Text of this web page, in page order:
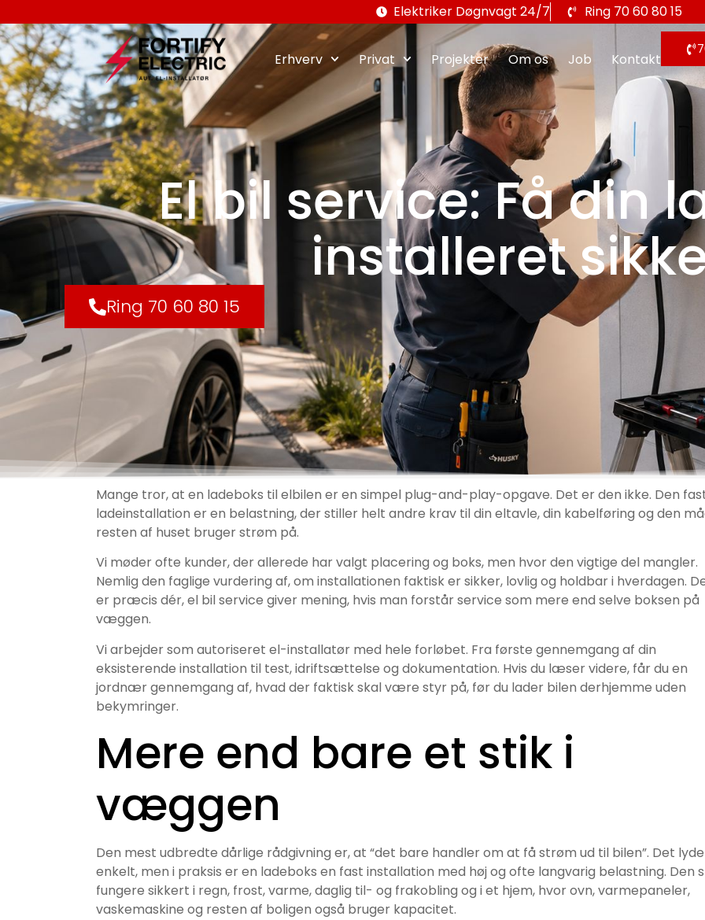
Elektriker Døgnvagt 24/7 Ring 70 60 80 15
Erhverv Privat Projekter Om os Job Kontakt
El bil service: Få din
installeret
Ring 70 60 80 15
Mange tror, at en ladeboks til elbilen er en simpel plug-and-play-opgave. Det er den ikke. Den
ladeinstallation er en belastning, der stiller helt andre krav til din eltavle, din kabelføring og den
resten af huset bruger strøm på.
Vi møder ofte kunder, der allerede har valgt placering og boks, men hvor den vigtige del mangler.
Nemlig den faglige vurdering af, om installationen faktisk er sikker, lovlig og holdbar i hverdagen.
er præcis dér, el bil service giver mening, hvis man forstår service som mere end selve boksen på
væggen.
Vi arbejder som autoriseret el-installatør med hele forløbet. Fra første gennemgang af din
eksisterende installation til test, idriftsættelse og dokumentation. Hvis du læser videre, får du en
jordnær gennemgang af, hvad der faktisk skal være styr på, før du lader bilen derhjemme uden
bekymringer.
Mere end bare et stik i
væggen
Den mest udbredte dårlige rådgivning er, at “det bare handler om at få strøm ud til bilen”. Det
enkelt, men i praksis er en ladeboks en fast installation med høj og ofte langvarig belastning. Den
fungere sikkert i regn, frost, varme, daglig til- og frakobling og i et hjem, hvor ovn, varmepaneler,
vaskemaskine og resten af boligen også bruger kapacitet.